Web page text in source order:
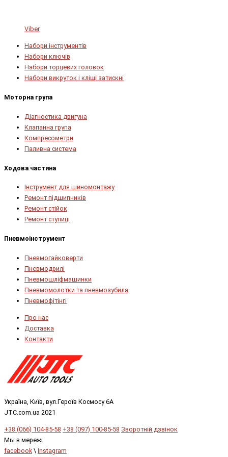
Viber
Набори інструментів
Набори ключів
Набори торцевих головок
Набори викруток і кліщі затискні
Моторна група
Діагностика двигуна
Клапанна група
Компресометри
Паливна система
Ходова частина
Інструмент для шиномонтажу
Ремонт підшипників
Ремонт стійок
Ремонт ступиці
Пневмоінструмент
Пневмогайковерти
Пневмодрилі
Пневмошліфмашинки
Пневмомолотки та пневмозубила
Пневмофітінгі
Про нас
Доставка
Контакти
Україна, Київ, вул.Героїв Космосу 6А
JTC.com.ua 2021
+38 (066) 104-85-58 +38 (097) 100-85-58 Зворотній дзвінок
Мы в мережі
facebook \ Instagram